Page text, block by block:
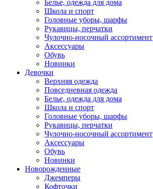
Белье, одежда для дома
Школа и спорт
Головные уборы, шарфы
Рукавицы, перчатки
Чулочно-носочный ассортимент
Аксессуары
Обувь
Новинки
Девочки
Верхняя одежда
Повседневная одежда
Белье, одежда для дома
Школа и спорт
Головные уборы, шарфы
Рукавицы, перчатки
Чулочно-носочный ассортимент
Аксессуары
Обувь
Новинки
Новорожденные
Джемперы
Кофточки